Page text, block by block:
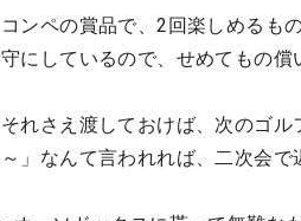
コンペの賞品で、2回楽しめるも
守にしているので、せめてもの償
それさえ渡しておけば、次のゴ
～」なんて言われれば、二次会